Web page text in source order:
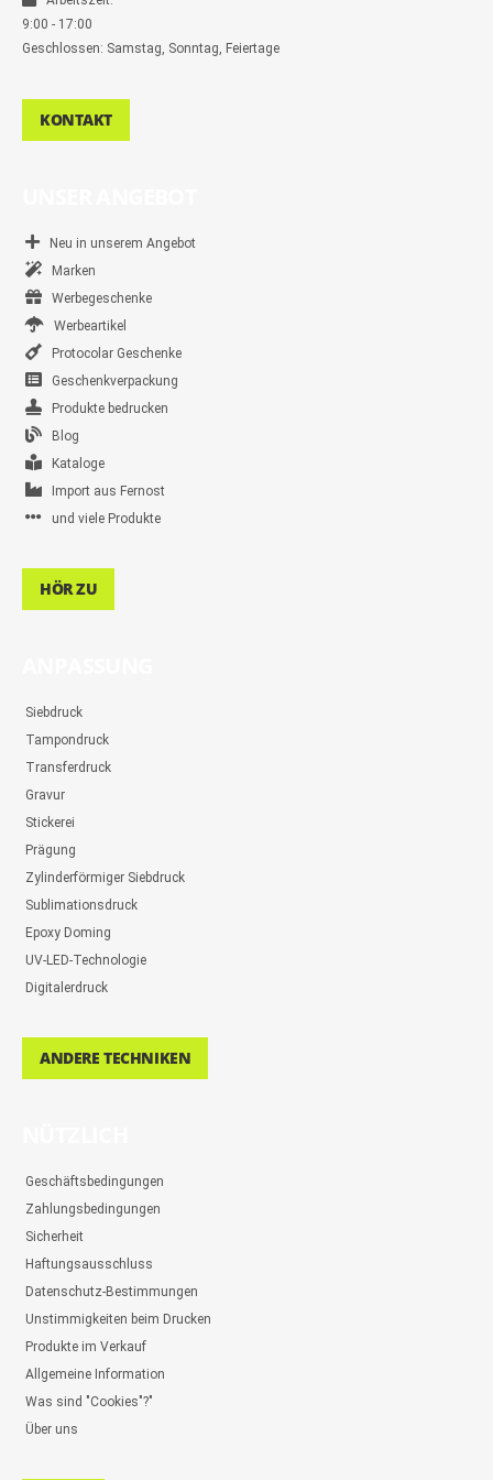
9:00 - 17:00
Geschlossen: Samstag, Sonntag, Feiertage
KONTAKT
Neu in unserem Angebot
Marken
Werbegeschenke
Werbeartikel
Protocolar Geschenke
Geschenkverpackung
Produkte bedrucken
Blog
Kataloge
Import aus Fernost
und viele Produkte
HÖR ZU
Siebdruck
Tampondruck
Transferdruck
Gravur
Stickerei
Prägung
Zylinderförmiger Siebdruck
Sublimationsdruck
Epoxy Doming
UV-LED-Technologie
Digitalerdruck
ANDERE TECHNIKEN
Geschäftsbedingungen
Zahlungsbedingungen
Sicherheit
Haftungsausschluss
Datenschutz-Bestimmungen
Unstimmigkeiten beim Drucken
Produkte im Verkauf
Allgemeine Information
Was sind "Cookies"?"
Über uns